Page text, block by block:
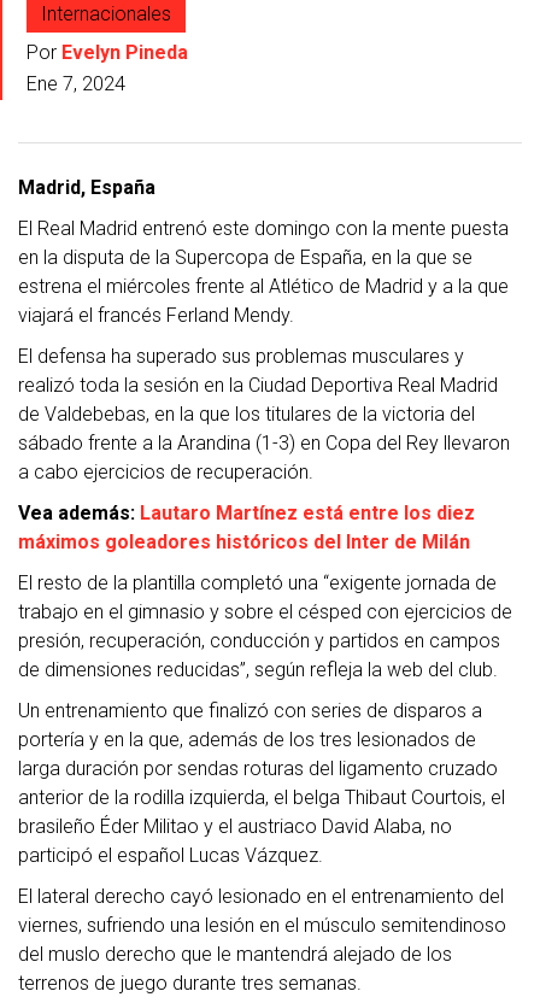
Internacionales
Por Evelyn Pineda
Ene 7, 2024
Madrid, España
El Real Madrid entrenó este domingo con la mente puesta
en la disputa de la Supercopa de España, en la que se
estrena el miércoles frente al Atlético de Madrid y a la que
viajará el francés Ferland Mendy.
El defensa ha superado sus problemas musculares y
realizó toda la sesión en la Ciudad Deportiva Real Madrid
de Valdebebas, en la que los titulares de la victoria del
sábado frente a la Arandina (1-3) en Copa del Rey llevaron
a cabo ejercicios de recuperación.
Vea además: Lautaro Martínez está entre los diez
máximos goleadores históricos del Inter de Milán
El resto de la plantilla completó una “exigente jornada de
trabajo en el gimnasio y sobre el césped con ejercicios de
presión, recuperación, conducción y partidos en campos
de dimensiones reducidas”, según refleja la web del club.
Un entrenamiento que finalizó con series de disparos a
portería y en la que, además de los tres lesionados de
larga duración por sendas roturas del ligamento cruzado
anterior de la rodilla izquierda, el belga Thibaut Courtois, el
brasileño Éder Militao y el austriaco David Alaba, no
participó el español Lucas Vázquez.
El lateral derecho cayó lesionado en el entrenamiento del
viernes, sufriendo una lesión en el músculo semitendinoso
del muslo derecho que le mantendrá alejado de los
terrenos de juego durante tres semanas.